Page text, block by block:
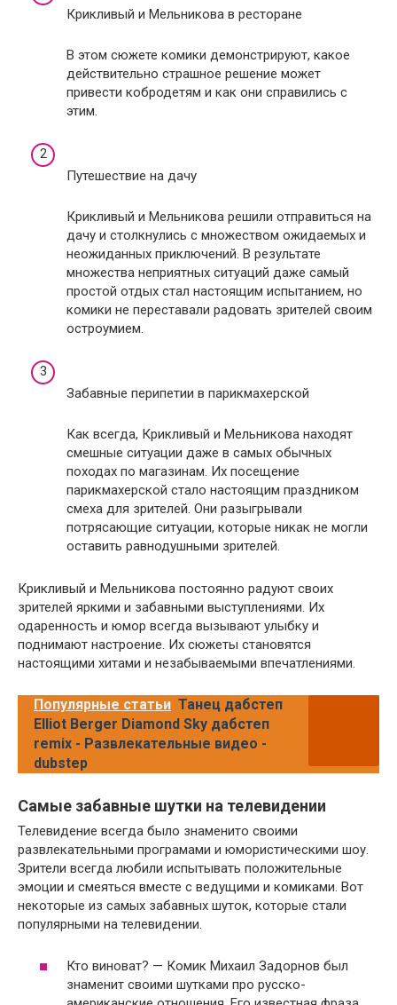
Крикливый и Мельникова в ресторане
В этом сюжете комики демонстрируют, какое
действительно страшное решение может
привести кобродетям и как они справились с
этим.
Путешествие на дачу
Крикливый и Мельникова решили отправиться на
дачу и столкнулись с множеством ожидаемых и
неожиданных приключений. В результате
множества неприятных ситуаций даже самый
простой отдых стал настоящим испытанием, но
комики не переставали радовать зрителей своим
остроумием.
Забавные перипетии в парикмахерской
Как всегда, Крикливый и Мельникова находят
смешные ситуации даже в самых обычных
походах по магазинам. Их посещение
парикмахерской стало настоящим праздником
смеха для зрителей. Они разыгрывали
потрясающие ситуации, которые никак не могли
оставить равнодушными зрителей.
Крикливый и Мельникова постоянно радуют своих
зрителей яркими и забавными выступлениями. Их
одаренность и юмор всегда вызывают улыбку и
поднимают настроение. Их сюжеты становятся
настоящими хитами и незабываемыми впечатлениями.
Популярные статьи Танец дабстеп
Elliot Berger Diamond Sky дабстеп
remix - Развлекательные видео -
dubstep
Самые забавные шутки на телевидении
Телевидение всегда было знаменито своими
развлекательными програмами и юмористическими шоу.
Зрители всегда любили испытывать положительные
эмоции и смеяться вместе с ведущими и комиками. Вот
некоторые из самых забавных шуток, которые стали
популярными на телевидении.
Кто виноват? — Комик Михаил Задорнов был
знаменит своими шутками про русско-